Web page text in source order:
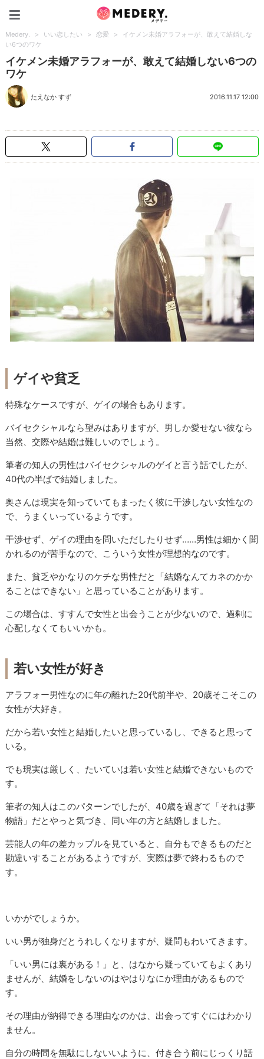
Medery. > いい恋したい > 恋愛 >
イケメン未婚アラフォーが、敢えて結婚しな
い6つのワケ
イケメン未婚アラフォーが、敢えて結婚しない6つの
ワケ
たえなか すず 2016.11.17 12:00
ゲイや貧乏
特殊なケースですが、ゲイの場合もあります。
バイセクシャルなら望みはありますが、男しか愛せない彼なら
当然、交際や結婚は難しいのでしょう。
筆者の知人の男性はバイセクシャルのゲイと言う話でしたが、
40代の半ばで結婚しました。
奥さんは現実を知っていてもまったく彼に干渉しない女性なの
で、うまくいっているようです。
干渉せず、ゲイの理由を問いただしたりせず……男性は細かく聞
かれるのが苦手なので、こういう女性が理想的なのです。
また、貧乏やかなりのケチな男性だと「結婚なんてカネのかか
ることはできない」と思っていることがあります。
この場合は、すすんで女性と出会うことが少ないので、過剰に
心配しなくてもいいかも。
若い女性が好き
アラフォー男性なのに年の離れた20代前半や、20歳そこそこの
女性が大好き。
だから若い女性と結婚したいと思っているし、できると思って
いる。
でも現実は厳しく、たいていは若い女性と結婚できないもので
す。
筆者の知人はこのパターンでしたが、40歳を過ぎて「それは夢
物語」だとやっと気づき、同い年の方と結婚しました。
芸能人の年の差カップルを見ていると、自分もできるものだと
勘違いすることがあるようですが、実際は夢で終わるもので
す。
いかがでしょうか。
いい男が独身だとうれしくなりますが、疑問もわいてきます。
「いい男には裏がある！」と、はなから疑っていてもよくあり
ませんが、結婚をしないのはやはりなにか理由があるもので
す。
その理由が納得できる理由なのかは、出会ってすぐにはわかり
ません。
自分の時間を無駄にしないいように、付き合う前にじっくり話